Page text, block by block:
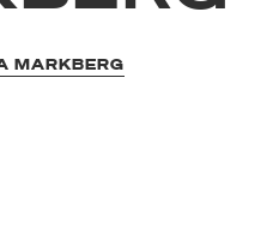
MARKBERG